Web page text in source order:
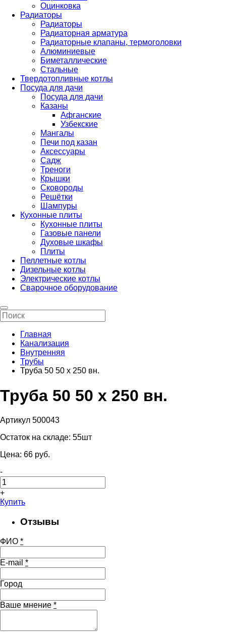
Оцинковка
Радиаторы
Радиаторы
Радиаторная арматура
Радиаторные клапаны, термоголовки
Алюминиевые
Биметаллические
Стальные
Твердотопливные котлы
Посуда для дачи
Посуда для дачи
Казаны
Афганские
Узбекские
Мангалы
Печи под казан
Аксессуары
Садж
Треноги
Крышки
Сковороды
Решётки
Шампуры
Кухонные плиты
Кухонные плиты
Газовые панели
Духовые шкафы
Плиты
Пеллетные котлы
Дизельные котлы
Электрические котлы
Сварочное оборудование
Главная
Канализация
Внутренняя
Трубы
Труба 50 50 х 250 вн.
Труба 50 50 х 250 вн.
Артикул 500043
Остаток на складе: 55шт
Цена: 66 pуб.
-
+
Купить
Отзывы
ФИО *
E-mail *
Город
Ваше мнение *